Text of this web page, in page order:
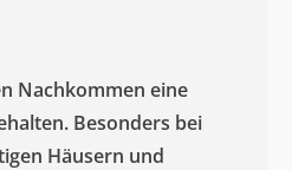
Nachkommen eine
Besonders bei
Häusern und